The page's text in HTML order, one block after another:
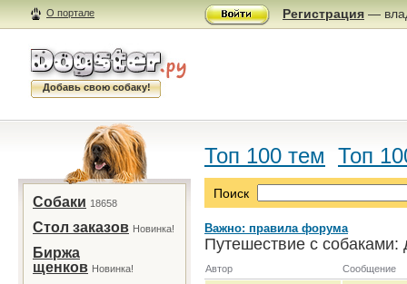
О портале Регистрация —
Добавь свою собаку!
Собаки 18658
Стол заказов Новинка!
Биржа
щенков Новинка!
Топ 100 тем Топ
Поиск
Важно: правила форума
Путешествие с
Автор Сообщение